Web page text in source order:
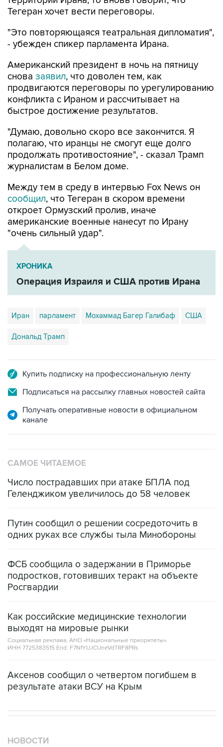
Тегеран хочет вести переговоры.
"Это повторяющаяся театральная дипломатия",
- убежден спикер парламента Ирана.
Американский президент в ночь на пятницу
снова заявил, что доволен тем, как
продвигаются переговоры по урегулированию
конфликта с Ираном и рассчитывает на
быстрое достижение результатов.
"Думаю, довольно скоро все закончится. Я
полагаю, что иранцы не смогут еще долго
продолжать противостояние", - сказал Трамп
журналистам в Белом доме.
Между тем в среду в интервью Fox News он
сообщил, что Тегеран в скором времени
откроет Ормузский пролив, иначе
американские военные нанесут по Ирану
"очень сильный удар".
ХРОНИКА
Операция Израиля и США против Ирана
Иран парламент Мохаммад Багер Галибаф США
Дональд Трамп
Купить подписку на профессиональную ленту
Подписаться на рассылку главных новостей сайта
Получать оперативные новости в официальном
канале
САМОЕ ЧИТАЕМОЕ
Число пострадавших при атаке БПЛА под
Геленджиком увеличилось до 58 человек
Путин сообщил о решении сосредоточить в
одних руках все службы тыла Минобороны
ФСБ сообщила о задержании в Приморье
подростков, готовивших теракт на объекте
Росгвардии
Как российские медицинские технологии
выходят на мировые рынки
Социальная реклама, АНО «Национальные приоритеты».
ИНН 7725383515 Erid: F7NfYUJCUneVdTRF8PRs
Аксенов сообщил о четвертом погибшем в
результате атаки ВСУ на Крым
НОВОСТИ